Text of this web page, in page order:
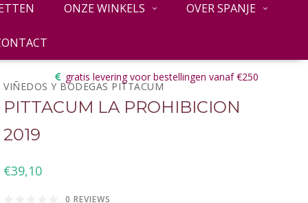
ONZE WINKELS OVER SPANJE
gratis levering voor bestellingen vanaf €250
VIÑEDOS Y BODEGAS PITTACUM
PITTACUM LA PROHIBICION
2019
€39,10
0 REVIEWS